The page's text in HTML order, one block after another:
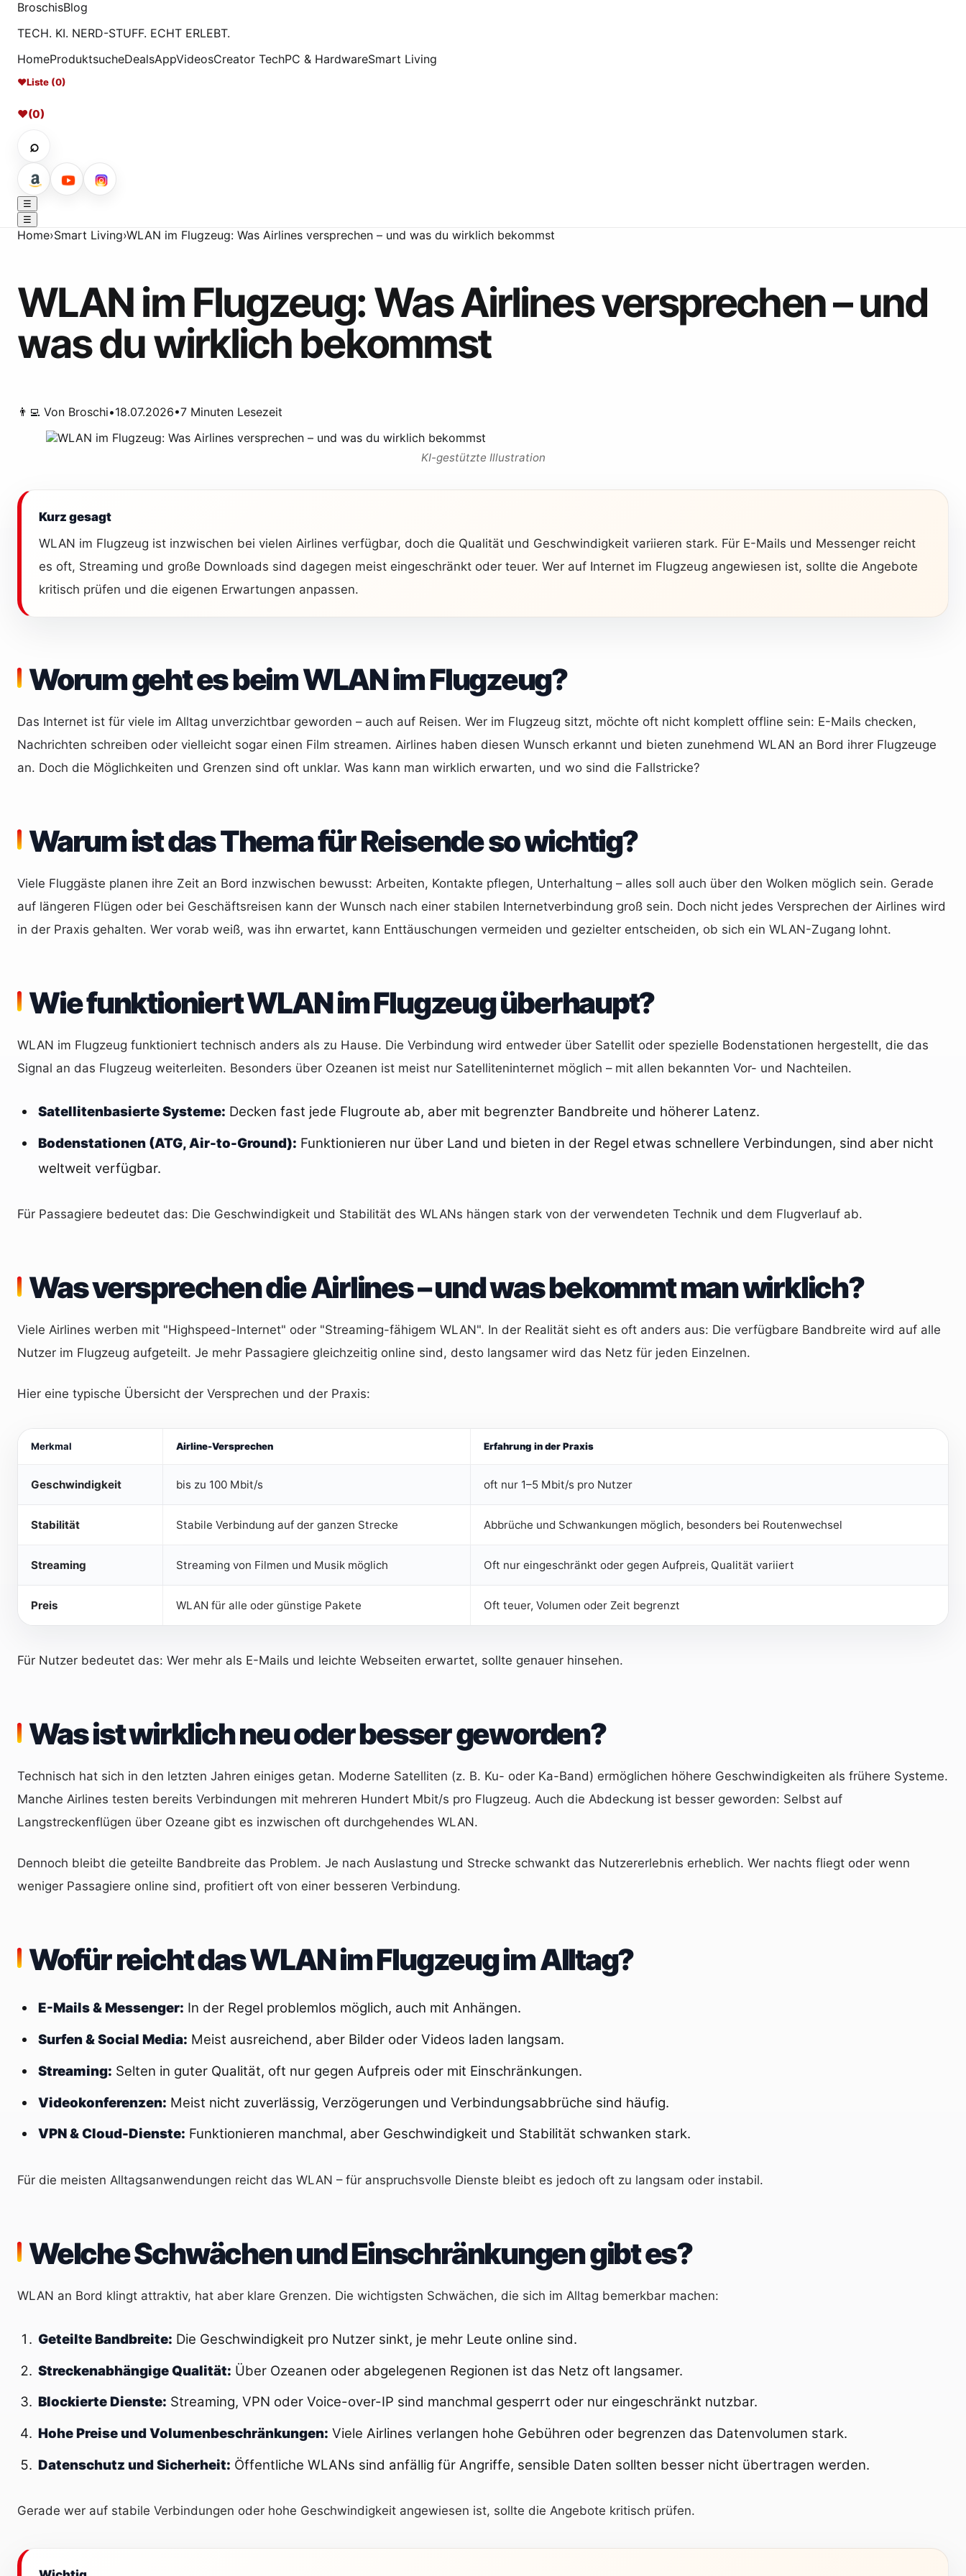
BroschisBlog
TECH. KI. NERD-STUFF. ECHT ERLEBT.
HomeProduktsucheDealsAppVideosCreator TechPC & HardwareSmart Living
♥Liste (0)
♥(0)
⌕
☰
☰
Home›Smart Living›WLAN im Flugzeug: Was Airlines versprechen – und was du wirklich bekommst
WLAN im Flugzeug: Was Airlines versprechen – und
was du wirklich bekommst
👨‍💻 Von Broschi•18.07.2026•7 Minuten Lesezeit
KI-gestützte Illustration
Kurz gesagt
WLAN im Flugzeug ist inzwischen bei vielen Airlines verfügbar, doch die Qualität und Geschwindigkeit variieren stark. Für E-Mails und Messenger reicht
es oft, Streaming und große Downloads sind dagegen meist eingeschränkt oder teuer. Wer auf Internet im Flugzeug angewiesen ist, sollte die Angebote
kritisch prüfen und die eigenen Erwartungen anpassen.
Worum geht es beim WLAN im Flugzeug?
Das Internet ist für viele im Alltag unverzichtbar geworden – auch auf Reisen. Wer im Flugzeug sitzt, möchte oft nicht komplett offline sein: E-Mails checken,
Nachrichten schreiben oder vielleicht sogar einen Film streamen. Airlines haben diesen Wunsch erkannt und bieten zunehmend WLAN an Bord ihrer Flugzeuge
an. Doch die Möglichkeiten und Grenzen sind oft unklar. Was kann man wirklich erwarten, und wo sind die Fallstricke?
Warum ist das Thema für Reisende so wichtig?
Viele Fluggäste planen ihre Zeit an Bord inzwischen bewusst: Arbeiten, Kontakte pflegen, Unterhaltung – alles soll auch über den Wolken möglich sein. Gerade
auf längeren Flügen oder bei Geschäftsreisen kann der Wunsch nach einer stabilen Internetverbindung groß sein. Doch nicht jedes Versprechen der Airlines wird
in der Praxis gehalten. Wer vorab weiß, was ihn erwartet, kann Enttäuschungen vermeiden und gezielter entscheiden, ob sich ein WLAN-Zugang lohnt.
Wie funktioniert WLAN im Flugzeug überhaupt?
WLAN im Flugzeug funktioniert technisch anders als zu Hause. Die Verbindung wird entweder über Satellit oder spezielle Bodenstationen hergestellt, die das
Signal an das Flugzeug weiterleiten. Besonders über Ozeanen ist meist nur Satelliteninternet möglich – mit allen bekannten Vor- und Nachteilen.
Satellitenbasierte Systeme: Decken fast jede Flugroute ab, aber mit begrenzter Bandbreite und höherer Latenz.
Bodenstationen (ATG, Air-to-Ground): Funktionieren nur über Land und bieten in der Regel etwas schnellere Verbindungen, sind aber nicht
weltweit verfügbar.
Für Passagiere bedeutet das: Die Geschwindigkeit und Stabilität des WLANs hängen stark von der verwendeten Technik und dem Flugverlauf ab.
Was versprechen die Airlines – und was bekommt man wirklich?
Viele Airlines werben mit "Highspeed-Internet" oder "Streaming-fähigem WLAN". In der Realität sieht es oft anders aus: Die verfügbare Bandbreite wird auf alle
Nutzer im Flugzeug aufgeteilt. Je mehr Passagiere gleichzeitig online sind, desto langsamer wird das Netz für jeden Einzelnen.
Hier eine typische Übersicht der Versprechen und der Praxis:
Merkmal Airline-Versprechen Erfahrung in der Praxis
Geschwindigkeit bis zu 100 Mbit/s oft nur 1–5 Mbit/s pro Nutzer
Stabilität Stabile Verbindung auf der ganzen Strecke Abbrüche und Schwankungen möglich, besonders bei Routenwechsel
Streaming Streaming von Filmen und Musik möglich Oft nur eingeschränkt oder gegen Aufpreis, Qualität variiert
Preis WLAN für alle oder günstige Pakete Oft teuer, Volumen oder Zeit begrenzt
Für Nutzer bedeutet das: Wer mehr als E-Mails und leichte Webseiten erwartet, sollte genauer hinsehen.
Was ist wirklich neu oder besser geworden?
Technisch hat sich in den letzten Jahren einiges getan. Moderne Satelliten (z. B. Ku- oder Ka-Band) ermöglichen höhere Geschwindigkeiten als frühere Systeme.
Manche Airlines testen bereits Verbindungen mit mehreren Hundert Mbit/s pro Flugzeug. Auch die Abdeckung ist besser geworden: Selbst auf
Langstreckenflügen über Ozeane gibt es inzwischen oft durchgehendes WLAN.
Dennoch bleibt die geteilte Bandbreite das Problem. Je nach Auslastung und Strecke schwankt das Nutzererlebnis erheblich. Wer nachts fliegt oder wenn
weniger Passagiere online sind, profitiert oft von einer besseren Verbindung.
Wofür reicht das WLAN im Flugzeug im Alltag?
E-Mails & Messenger: In der Regel problemlos möglich, auch mit Anhängen.
Surfen & Social Media: Meist ausreichend, aber Bilder oder Videos laden langsam.
Streaming: Selten in guter Qualität, oft nur gegen Aufpreis oder mit Einschränkungen.
Videokonferenzen: Meist nicht zuverlässig, Verzögerungen und Verbindungsabbrüche sind häufig.
VPN & Cloud-Dienste: Funktionieren manchmal, aber Geschwindigkeit und Stabilität schwanken stark.
Für die meisten Alltagsanwendungen reicht das WLAN – für anspruchsvolle Dienste bleibt es jedoch oft zu langsam oder instabil.
Welche Schwächen und Einschränkungen gibt es?
WLAN an Bord klingt attraktiv, hat aber klare Grenzen. Die wichtigsten Schwächen, die sich im Alltag bemerkbar machen:
Geteilte Bandbreite: Die Geschwindigkeit pro Nutzer sinkt, je mehr Leute online sind.
Streckenabhängige Qualität: Über Ozeanen oder abgelegenen Regionen ist das Netz oft langsamer.
Blockierte Dienste: Streaming, VPN oder Voice-over-IP sind manchmal gesperrt oder nur eingeschränkt nutzbar.
Hohe Preise und Volumenbeschränkungen: Viele Airlines verlangen hohe Gebühren oder begrenzen das Datenvolumen stark.
Datenschutz und Sicherheit: Öffentliche WLANs sind anfällig für Angriffe, sensible Daten sollten besser nicht übertragen werden.
Gerade wer auf stabile Verbindungen oder hohe Geschwindigkeit angewiesen ist, sollte die Angebote kritisch prüfen.